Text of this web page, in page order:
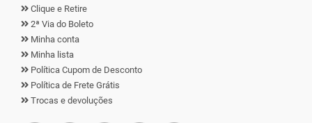
Clique e Retire
2ª Via do Boleto
Minha conta
Minha lista
Política Cupom de Desconto
Política de Frete Grátis
Trocas e devoluções